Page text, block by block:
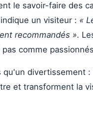
le savoir-faire des
un visiteur : «
recommandés ».
comme
divertissement
et transforment la